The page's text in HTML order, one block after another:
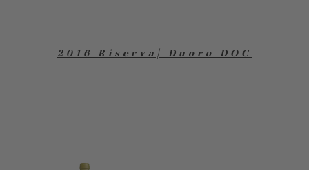
2016 Riserva| Duoro DOC